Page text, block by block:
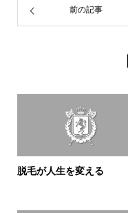
前の記事
脱毛が人生を変える